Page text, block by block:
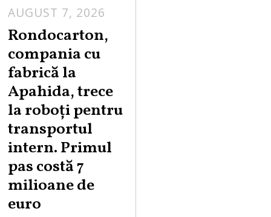
AUGUST 7, 2026
G
T
7
2
Rondocarton,
compania cu
fabrică la
Apahida, trece
la roboți pentru
transportul
intern. Primul
pas costă 7
milioane de
euro